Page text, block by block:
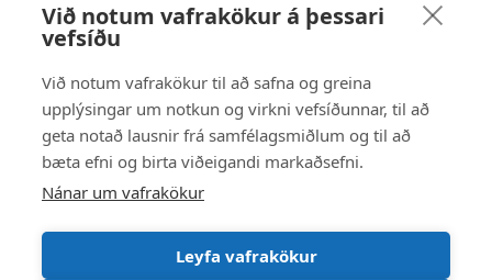
Við notum vafrakökur á þessari
vefsíðu
Við notum vafrakökur til að safna og greina
upplýsingar um notkun og virkni vefsíðunnar, til að
geta notað lausnir frá samfélagsmiðlum og til að
bæta efni og birta viðeigandi markaðsefni.
Nánar um vafrakökur
Leyfa vafrakökur
Starfsmannavefur
Hafðu samband
Ritstjórnarstefna
Fylgstu með á Facebook